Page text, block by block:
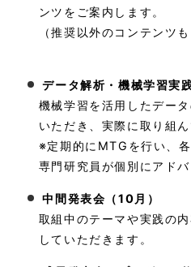
ンツをご案内します。
（推奨以外のコンテンツ
データ解析・機械学習実
機械学習を活用したデー
いただき、実際に取り組ん
※定期的にMTGを行い、
専門研究員が個別にアド
中間発表会（10月）
取組中のテーマや実践の
していただきます。